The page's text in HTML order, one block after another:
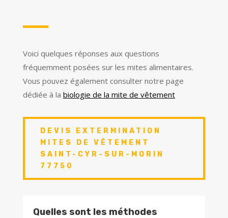
Voici quelques réponses aux questions
fréquemment posées sur les mites alimentaires.
Vous pouvez également consulter notre page
dédiée à la biologie de la mite de vêtement
DEVIS EXTERMINATION
MITES DE VÊTEMENT
SAINT-CYR-SUR-MORIN
77750
Quelles sont les méthodes